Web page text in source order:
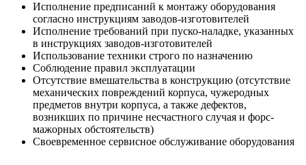
Исполнение предписаний к монтажу оборудования
согласно инструкциям заводов-изготовителей
Исполнение требований при пуско-наладке, указанных
в инструкциях заводов-изготовителей
Использование техники строго по назначению
Соблюдение правил эксплуатации
Отсутствие вмешательства в конструкцию (отсутствие
механических повреждений корпуса, чужеродных
предметов внутри корпуса, а также дефектов,
возникших по причине несчастного случая и форс-
мажорных обстоятельств)
Своевременное сервисное обслуживание оборудования